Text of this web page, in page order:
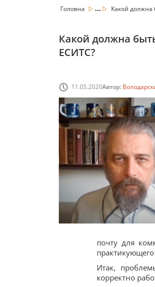
Головна ... Какой должна
Какой должна
ЕСИТС?
11.05.2020Автор:
почту для
Итак,
корректно